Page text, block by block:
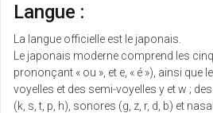
Langue :
La langue officielle est le japonais.
Le japonais moderne comprend les
prononçant « ou », et e, « é »), ainsi
voyelles et des semi-voyelles y et w ;
(k, s, t, p, h), sonores (g, z, r, d, b) et